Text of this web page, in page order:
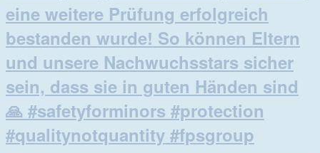
eine weitere Prüfung erfolgreich
bestanden wurde! So können Eltern
und unsere Nachwuchsstars sicher
sein, dass sie in guten Händen sind
🙏 #safetyforminors #protection
#qualitynotquantity #fpsgroup